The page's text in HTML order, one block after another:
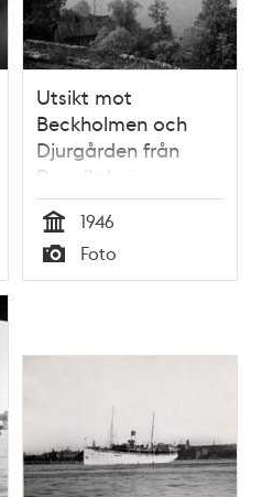
Utsikt mot
Beckholmen och
Djurgården från
Danvikshem
Tid
1946
Typ
Foto